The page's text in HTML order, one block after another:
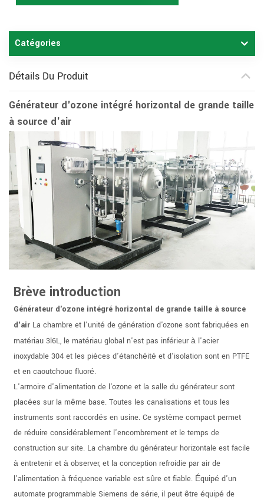
Catégories
Détails Du Produit
Générateur d'ozone intégré horizontal de grande taille
à source d'air
Brève introduction
Générateur d'ozone intégré horizontal de grande taille à source
d'air La chambre et l'unité de génération d'ozone sont fabriquées en
matériau 3l6L, le matériau global n'est pas inférieur à l'acier
inoxydable 304 et les pièces d'étanchéité et d'isolation sont en PTFE
et en caoutchouc fluoré.
L'armoire d'alimentation de l'ozone et la salle du générateur sont
placées sur la même base. Toutes les canalisations et tous les
instruments sont raccordés en usine. Ce système compact permet
de réduire considérablement l'encombrement et le temps de
construction sur site. La chambre du générateur horizontale est facile
à entretenir et à observer, et la conception refroidie par air de
l'alimentation à fréquence variable est sûre et fiable. Équipé d'un
automate programmable Siemens de série, il peut être équipé de